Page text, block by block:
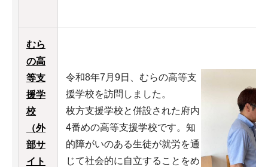
むら
の高
等支
援学
校
（外
部サ
イト
令和8年7月9日、むらの高等支
援学校を訪問しました。
枚方支援学校と併設された府内
4番めの高等支援学校です。知
的障がいのある生徒が就労を通
じて社会的に自立することをめ